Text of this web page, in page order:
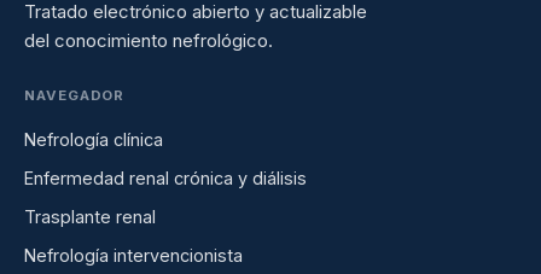
Tratado electrónico abierto y actualizable
del conocimiento nefrológico.
NAVEGADOR
Nefrología clínica
Enfermedad renal crónica y diálisis
Trasplante renal
Nefrología intervencionista